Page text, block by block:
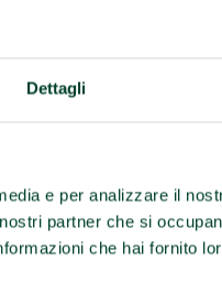
Dettagli
e per analizzare il
partner che si
che hai fornito
all’Elenco
diverse realtà in
Regionale di